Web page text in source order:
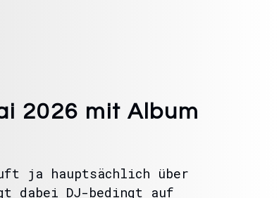
2026 mit Album
ja hauptsächlich über
dabei DJ-bedingt auf